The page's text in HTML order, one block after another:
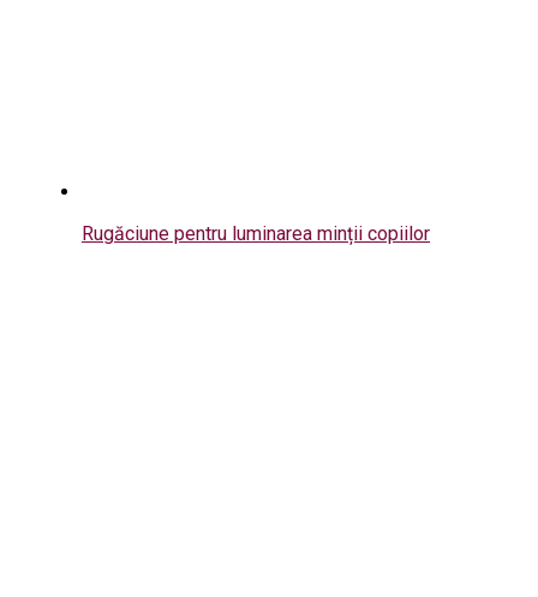
Rugăciune pentru luminarea minții copiilor